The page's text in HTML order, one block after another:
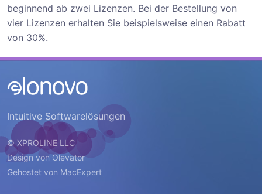
beginnend ab zwei Lizenzen. Bei der Bestellung von
vier Lizenzen erhalten Sie beispielsweise einen Rabatt
von 30%.
Intuitive Softwarelösungen
© XPROLINE LLC
Design vonOlevator
Gehostet von MacExpert